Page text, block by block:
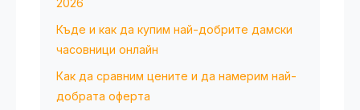
2026
Къде и как да купим най-добрите дамски
часовници онлайн
Как да сравним цените и да намерим най-
добрата оферта